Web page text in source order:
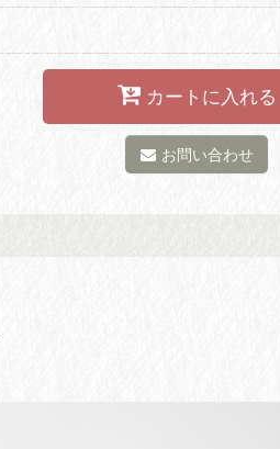
カートに入れる
お問い合わせ